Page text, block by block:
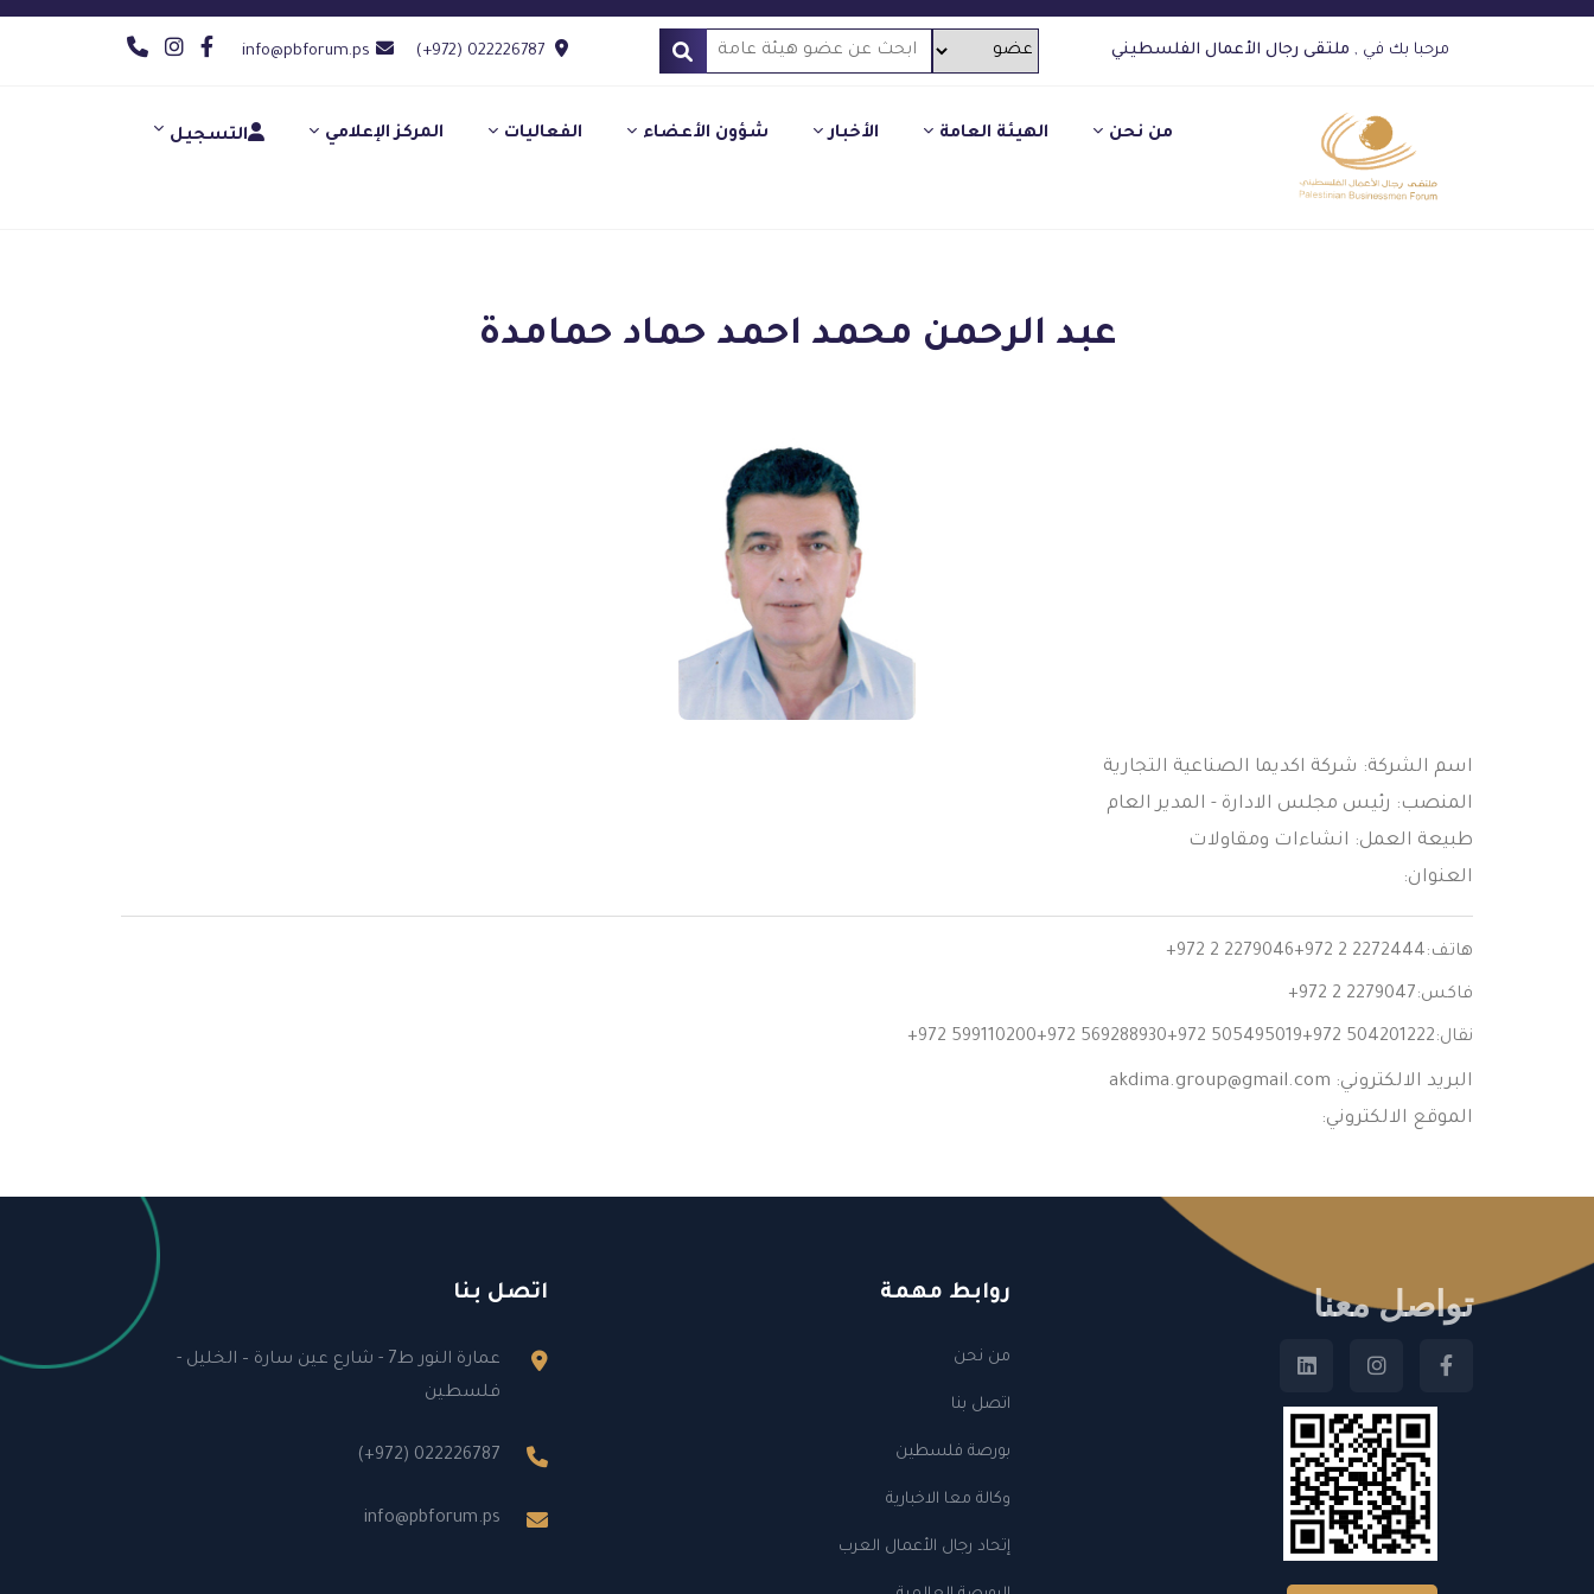
مرحبا بك في , ملتقى رجال الأعمال الفلسطيني (+972) 022226787
info@pbforum.ps
من نحن الهيئة العامة الأخبار شؤون الأعضاء الفعاليات المركز الإعلامي التسجيل
عبد الرحمن محمد احمد حماد حمامدة
اسم الشركة: شركة اكديما الصناعية التجارية
المنصب: رئيس مجلس الادارة - المدير العام
طبيعة العمل: انشاءات ومقاولات
العنوان:
هاتف:+972 2 2279046+972 2 2272444
فاكس: +972 2 2279047
نقال:+972 599110200+972 569288930+972 505495019+972 504201222
البريد الالكتروني: akdima.group@gmail.com
الموقع الالكتروني:
تواصل معنا روابط مهمة
من نحن
اتصل بنا
بورصة فلسطين
وكالة معا الاخبارية
إتحاد رجال الأعمال العرب
اتصل بنا
عمارة النور ط7 - شارع عين سارة – الخليل -
فلسطين
(+972) 022226787
info@pbforum.ps